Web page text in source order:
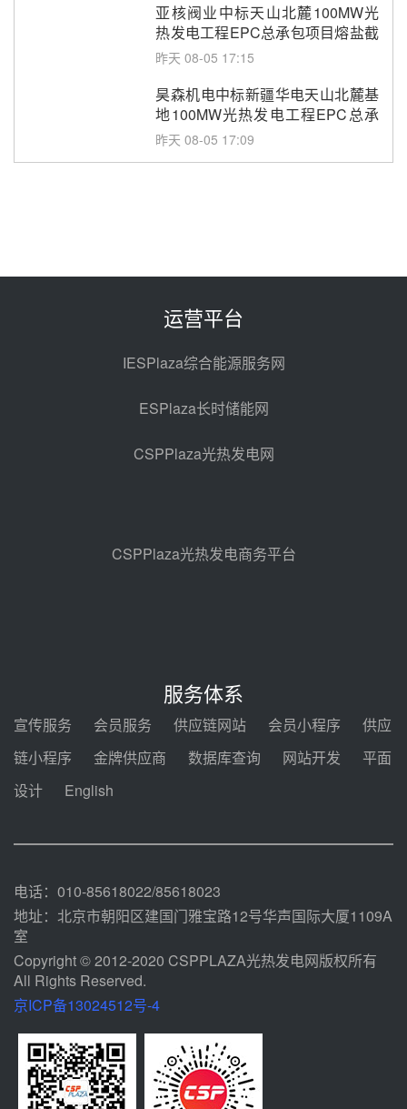
亚核阀业中标天山北麓100MW光
热发电工程EPC总承包项目熔盐截
止阀、熔盐三偏心蝶阀采购
昨天 08-05 17:15
昊森机电中标新疆华电天山北麓基
地100MW光热发电工程EPC总承
包项目熔盐介质超声波流量计采购
昨天 08-05 17:09
电机组灵活性改造项目三元液态盐
2026-2029年熔盐介质框架协议
中能建华中试研院中标重能新疆
试验
前天 08-05 10:41
格局
前天 08-05 09:11
锅中标格尔木项目蒸汽发生系统
甘肃建投安装公司赴京洽谈，深化
瓜州、博州光热项目战略合作
发！明确推动光热发电规模化发展
运营平台
IESPlaza综合能源服务网
ESPlaza长时储能网
CSPPlaza光热发电网
CSPPlaza光热发电商务平台
服务体系
宣传服务 会员服务 供应链网站 会员小程序
供应
链小程序
金牌供应商 数据库查询 网站开发
平面
设计
English
电话：010-85618022/85618023
地址：北京市朝阳区建国门雅宝路12号华声国际大厦1109A
室
Copyright © 2012-2020 CSPPLAZA光热发电网版权所有
All Rights Reserved.
京ICP备13024512号-4